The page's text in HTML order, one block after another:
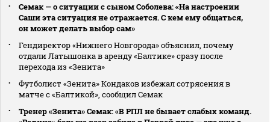
Семак — о ситуации с сыном Соболева: «На настроении
Саши эта ситуация не отражается. С кем ему общаться,
он может делать выбор сам»
Гендиректор «Нижнего Новгорода» объяснил, почему
отдали Латышонка в аренду «Балтике» сразу после
перехода из «Зенита»
Футболист «Зенита» Кондаков избежал сотрясения в
матче с «Балтикой», сообщил Семак
Тренер «Зенита» Семак: «В РПЛ не бывает слабых команд.